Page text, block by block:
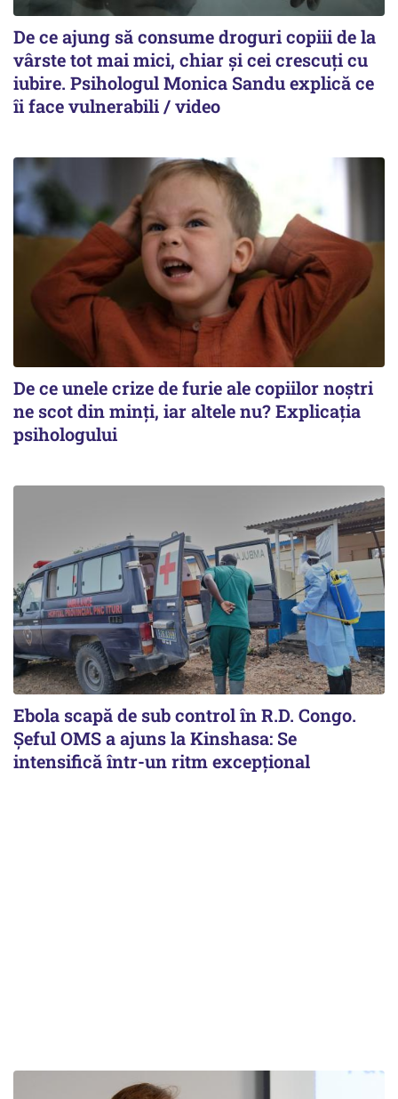
De ce ajung să consume droguri copiii de la
vârste tot mai mici, chiar și cei crescuți cu
iubire. Psihologul Monica Sandu explică ce
îi face vulnerabili / video
De ce unele crize de furie ale copiilor noștri
ne scot din minți, iar altele nu? Explicația
psihologului
Ebola scapă de sub control în R.D. Congo.
Șeful OMS a ajuns la Kinshasa: Se
intensifică într-un ritm excepţional